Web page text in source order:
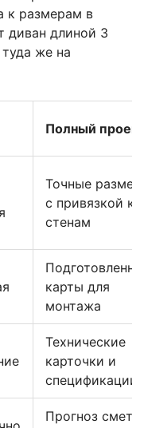
к размерам в
диван длиной 3
же на
Полный
Точные
с привязкой к
стенам
карты для
монтажа
Технические
карточки и
спецификации
Прогноз сметы